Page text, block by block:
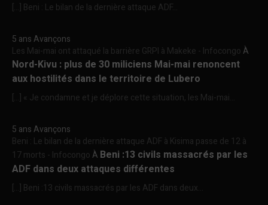
[…] Beni : Le bilan de la dernière attaque ADF...
5 ans Avançons
Les Mai-mai ont attaqué la barrière GRPI à Makeke - InfocongoÀ
Nord-Kivu : plus de 30 miliciens Mai-mai renoncent
aux hostilités dans le territoire de Lubero
[…] « Je condamne et je déplore cette situation, les Mai-mai...
5 ans Avançons
Beni : Le bilan de la dernière attaque ADF à Kisima passe de 12 à
17 morts - InfocongoÀ Beni :13 civils massacrés par les
ADF dans deux attaques différentes
[…] Beni :13 civils massacrés par les ADF dans deux...